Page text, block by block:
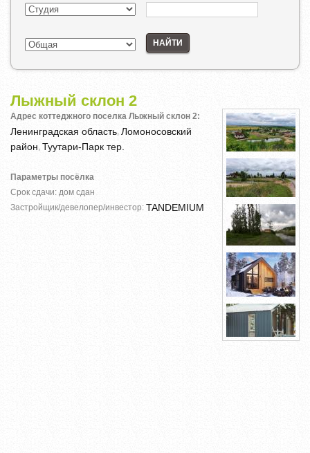
НАЙТИ
Лыжный склон 2
Адрес коттеджного поселка Лыжный склон 2:
Ленинградская область Ломоносовский
район Туутари-Парк тер.
Параметры посёлка
Срок сдачи: дом сдан
Застройщик/девелопер/инвестор: TANDEMIUM